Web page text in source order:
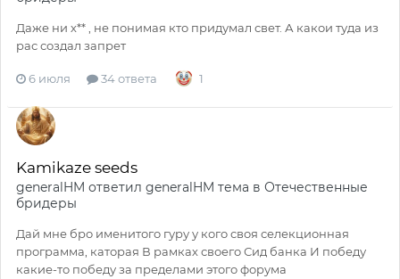
Даже ни х** , не понимая кто придумал свет. А какои туда из
рас создал запрет
6 июля 34 ответа 1
Kamikaze seeds
generalHM ответил generalHM тема в Отечественные
бридеры
Дай мне бро именитого гуру у кого своя селекционная
программа, каторая В рамках своего Сид банка И победу
какие-то победу за пределами этого форума